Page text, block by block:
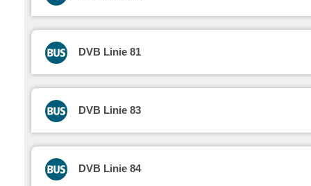
DVB Linie 81
DVB Linie 83
DVB Linie 84